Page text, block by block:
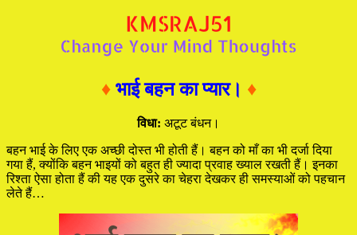
♦ भाई बहन का प्यार। ♦
विधा: अटूट बंधन।
बहन भाई के लिए एक अच्छी दोस्त भी होती हैं। बहन को माँ का भी दर्जा दिया
गया हैं, क्योंकि बहन भाइयों को बहुत ही ज्यादा प्रवाह ख्याल रखती हैं। इनका
रिश्ता ऐसा होता हैं की यह एक दुसरे का चेहरा देखकर ही समस्याओं को पहचान
लेते हैं…